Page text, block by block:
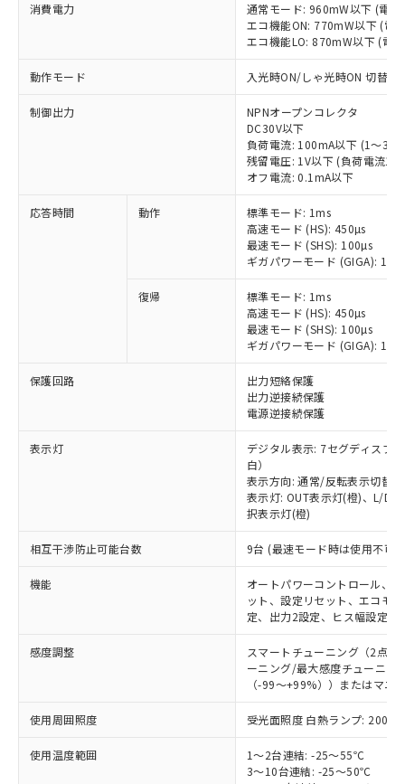
消費電力
通常モード: 960mW以下 (電
エコ機能ON: 770mW以下 (電
エコ機能LO: 870mW以下 (電
動作モード 入光時ON/しゃ光時ON 切替式
制御出力
NPNオープンコレクタ
DC30V以下
負荷電流: 100mA以下 (1～3
残留電圧: 1V以下 (負荷電流
オフ電流: 0.1mA以下
応答時間 動作
標準モード: 1ms
高速モード (HS): 450µs
最速モード (SHS): 100µs
ギガパワーモード (GIGA):
復帰
標準モード: 1ms
高速モード (HS): 450µs
最速モード (SHS): 100µs
ギガパワーモード (GIGA):
保護回路
出力短絡保護
出力逆接続保護
電源逆接続保護
表示灯
デジタル表示: 7セグディスプ
白）
表示方向: 通常/反転表示切替
表示灯: OUT表示灯(橙)、L/D
択表示灯(橙)
相互干渉防止可能台数 9台 (最速モード時は使用不可)
機能
オートパワーコントロール、
ット、設定リセット、エコモ
定、出力2設定、ヒス幅設定
感度調整
スマートチューニング（2点
ーニング/最大感度チューニン
（-99～+99%））またはマニ
使用周囲照度 受光面照度 白熱ランプ:
使用温度範囲
1～2台連結: -25～55℃
3～10台連結: -25～50℃
以下の条件をお読みいただき、同意のうえ
本サービスは、当社制御機器事業取扱
商品の当社在庫状況および標準価格
(税抜)を提供させていただくもので
当社制御機器事業取扱商品の中には、
対応済み：EU RoHS指令（10物質）の
非含有に対応した製品が提供可能な商品で
対応予定：EU RoHS指令（10物質）の非含
有に対応した製品に切り替える予定のある
対応予定なし：EU RoHS指令（10物質）の
非含有に非対応の商品で、対応品を出す予
調査・確認中：EU RoHS指令（10物質）の
非含有の対応状況を調査中または確認中の
非該当品：ライセンス料など無形物で、有
害物質有無と関係のない商品です。
※1 中国RoHS○×表
「○」：最大均質材料含有率が中国RoHSの
基準値以下であることを示します。